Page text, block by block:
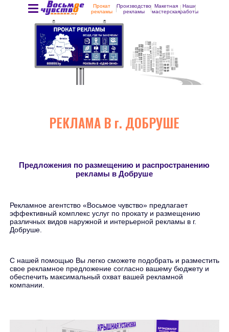
Прокат
рекламы
Производство
рекламы
Макетная
мастерская
Наши
работы
РЕКЛАМА В г. ДОБРУШЕ
Предложения по размещению и распространению
рекламы в Добруше
Рекламное агентство «Восьмое чувство» предлагает
эффективный комплекс услуг по прокату и размещению
различных видов наружной и интерьерной рекламы в г.
Добруше.
С нашей помощью Вы легко сможете подобрать и разместить
свое рекламное предложение согласно вашему бюджету и
обеспечить максимальный охват вашей рекламной
компании.